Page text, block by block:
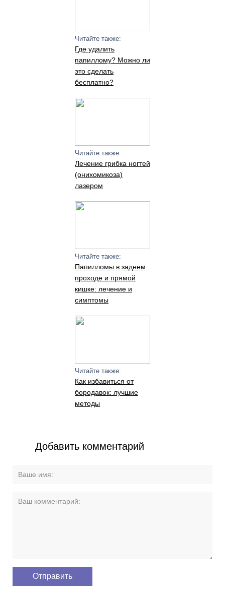
Читайте также:
Где удалить
папиллому? Можно ли
это сделать
бесплатно?
Читайте также:
Лечение грибка ногтей
(онихомикоза)
лазером
Читайте также:
Папилломы в заднем
проходе и прямой
кишке: лечение и
симптомы
Читайте также:
Как избавиться от
бородавок: лучшие
методы
Добавить комментарий